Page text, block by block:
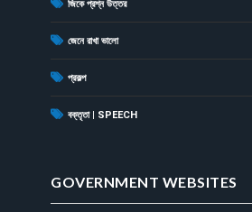
জিকে প্রশ্ন উত্তর
জেনে রাখা ভালো
প্রকল্প
বক্তৃতা | SPEECH
GOVERNMENT WEBSITES